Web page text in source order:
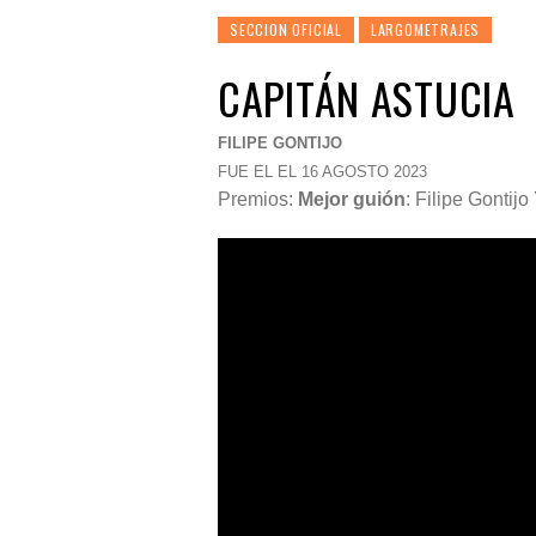
SECCION OFICIAL LARGOMETRAJES
CAPITÁN ASTUCIA
FILIPE GONTIJO
FUE EL EL 16 AGOSTO 2023
Premios: Mejor guión: Filipe Gontijo